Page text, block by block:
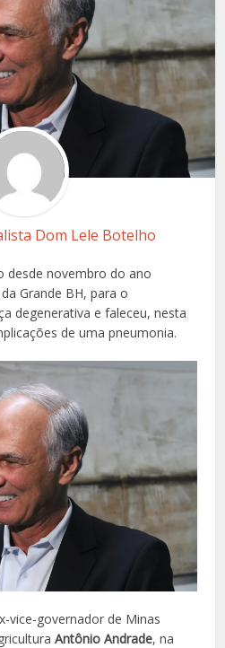
Dom Lele Botelho
desde novembro do ano
Grande BH, para o
degenerativa e faleceu, nesta
de uma pneumonia.
vice-governador de Minas
Antônio Andrade, na